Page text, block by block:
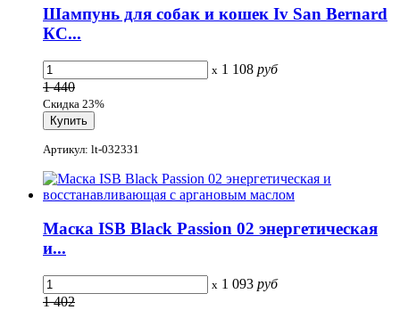
Шампунь для собак и кошек Iv San Bernard
КС...
x 1 108 руб
1 440
Скидка 23%
Артикул: lt-032331
Маска ISB Black Passion 02 энергетическая
и...
x 1 093 руб
1 402